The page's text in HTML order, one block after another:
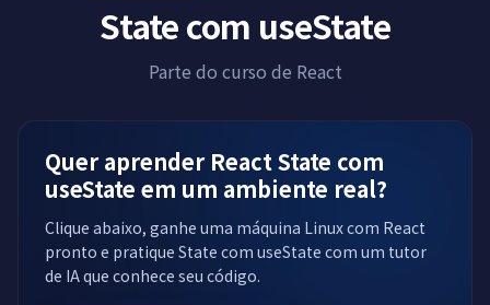
State com useState
Parte do curso de React
Quer aprender React State com
useState em um ambiente real?
Clique abaixo, ganhe uma máquina Linux com React
pronto e pratique State com useState com um tutor
de IA que conhece seu código.